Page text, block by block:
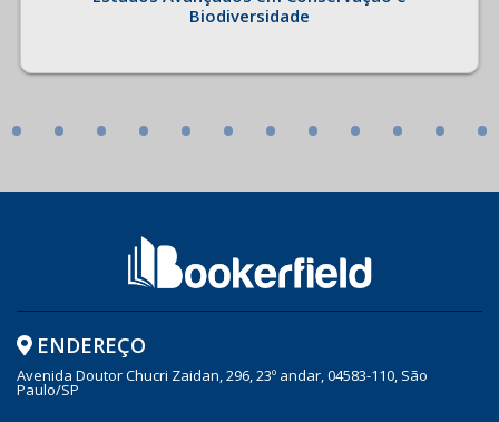
Biodiversidade
• • • • • • • • • • • •
ENDEREÇO
Avenida Doutor Chucri Zaidan, 296, 23º andar, 04583-110, São
Paulo/SP